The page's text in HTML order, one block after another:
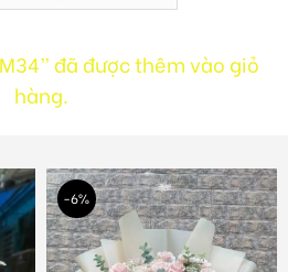
đã được thêm vào giỏ
hàng.
-6%